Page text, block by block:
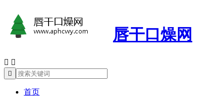
唇干口燥网
 

首页